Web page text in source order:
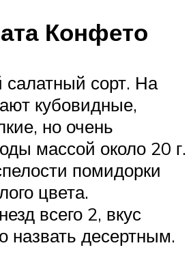
Конфето
сорт. На
кубовидные,
но очень
массой около 20 г.
помидорки
цвета.
всего 2, вкус
назвать десертным.